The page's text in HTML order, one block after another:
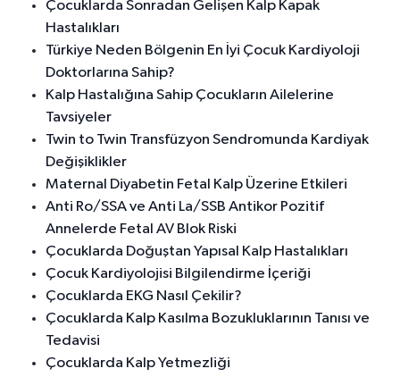
Çocuklarda Sonradan Gelişen Kalp Kapak
Hastalıkları
Türkiye Neden Bölgenin En İyi Çocuk Kardiyoloji
Doktorlarına Sahip?
Kalp Hastalığına Sahip Çocukların Ailelerine
Tavsiyeler
Twin to Twin Transfüzyon Sendromunda Kardiyak
Değişiklikler
Maternal Diyabetin Fetal Kalp Üzerine Etkileri
Anti Ro/SSA ve Anti La/SSB Antikor Pozitif
Annelerde Fetal AV Blok Riski
Çocuklarda Doğuştan Yapısal Kalp Hastalıkları
Çocuk Kardiyolojisi Bilgilendirme İçeriği
Çocuklarda EKG Nasıl Çekilir?
Çocuklarda Kalp Kasılma Bozukluklarının Tanısı ve
Tedavisi
Çocuklarda Kalp Yetmezliği